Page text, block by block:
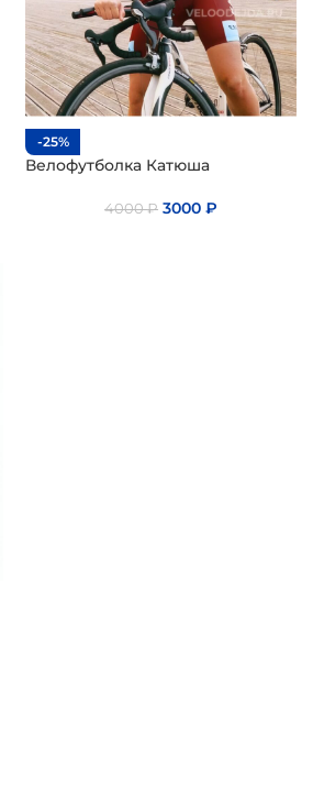
-25%
Велофутболка Катюша
4000₽ 3000₽